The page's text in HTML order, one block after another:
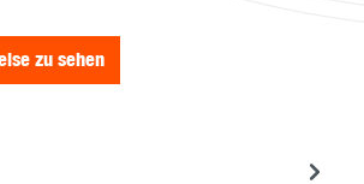
zu sehen